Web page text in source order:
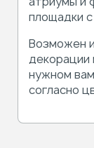
площадки
Возможен
декорации
нужном
согласно